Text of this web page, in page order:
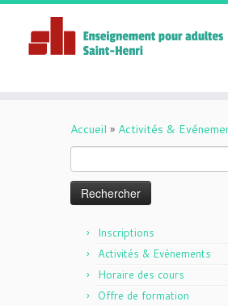
Accueil » Activités &
Inscriptions
Activités & Evénements
Horaire des cours
Offre de formation